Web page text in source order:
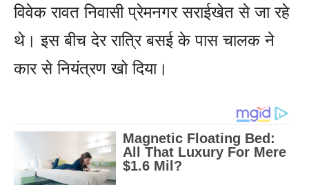
विवेक रावत निवासी प्रेमनगर सराईखेत से जा रहे
थे। इस बीच देर रात्रि बसई के पास चालक ने
कार से नियंत्रण खो दिया।